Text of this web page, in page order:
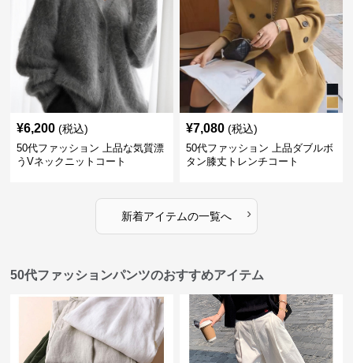
¥6,200 (税込)
50代ファッション 上品な気質漂
うVネックニットコート
¥7,080 (税込)
50代ファッション 上品ダブルボ
タン膝丈トレンチコート
新着アイテムの一覧へ ›
50代ファッションパンツのおすすめアイテム